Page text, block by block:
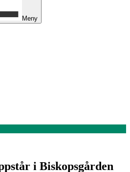
Meny
i Biskopsgården